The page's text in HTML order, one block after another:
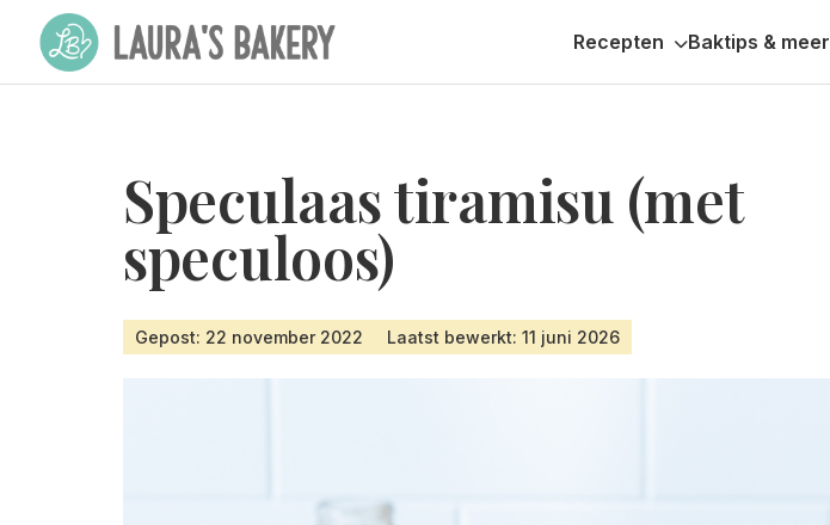
Recepten Baktips & meer
Speculaas tiramisu (met
speculoos)
Gepost: 22 november 2022 Laatst bewerkt: 11 juni 2026